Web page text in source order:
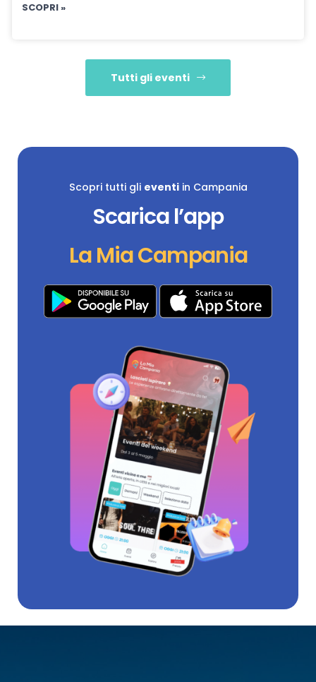
SCOPRI »
Tutti gli eventi
Scopri tutti gli eventiin Campania
Scarica l’app
La Mia Campania